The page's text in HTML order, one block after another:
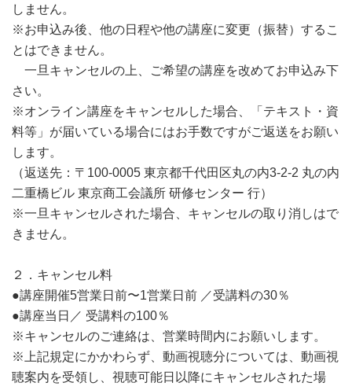
しません。
※お申込み後、他の日程や他の講座に変更（振替）するこ
とはできません。
一旦キャンセルの上、ご希望の講座を改めてお申込み下
さい。
※オンライン講座をキャンセルした場合、「テキスト・資
料等」が届いている場合にはお手数ですがご返送をお願い
します。
（返送先：〒100-0005 東京都千代田区丸の内3-2-2 丸の内
二重橋ビル 東京商工会議所 研修センター 行）
※一旦キャンセルされた場合、キャンセルの取り消しはで
きません。
２．キャンセル料
●講座開催5営業日前〜1営業日前 ／受講料の30％
●講座当日／ 受講料の100％
※キャンセルのご連絡は、営業時間内にお願いします。
※上記規定にかかわらず、動画視聴分については、動画視
聴案内を受領し、視聴可能日以降にキャンセルされた場